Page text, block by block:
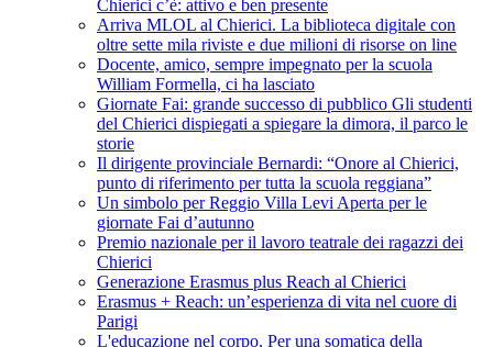
Chierici c’è: attivo e ben presente
Arriva MLOL al Chierici. La biblioteca digitale con
oltre sette mila riviste e due milioni di risorse on line
Docente, amico, sempre impegnato per la scuola
William Formella, ci ha lasciato
Giornate Fai: grande successo di pubblico Gli studenti
del Chierici dispiegati a spiegare la dimora, il parco le
storie
Il dirigente provinciale Bernardi: “Onore al Chierici,
punto di riferimento per tutta la scuola reggiana”
Un simbolo per Reggio Villa Levi Aperta per le
giornate Fai d’autunno
Premio nazionale per il lavoro teatrale dei ragazzi dei
Chierici
Generazione Erasmus plus Reach al Chierici
Erasmus + Reach: un’esperienza di vita nel cuore di
Parigi
L'educazione nel corpo. Per una somatica della